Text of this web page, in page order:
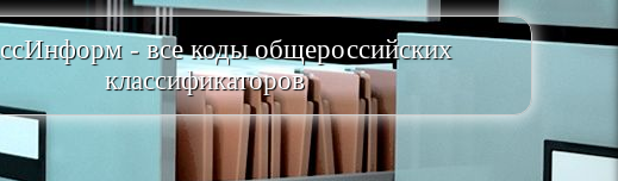
- все коды общероссийских
классификаторов